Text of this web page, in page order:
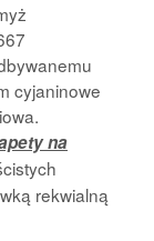
cyjaninowe
na
rekwialną